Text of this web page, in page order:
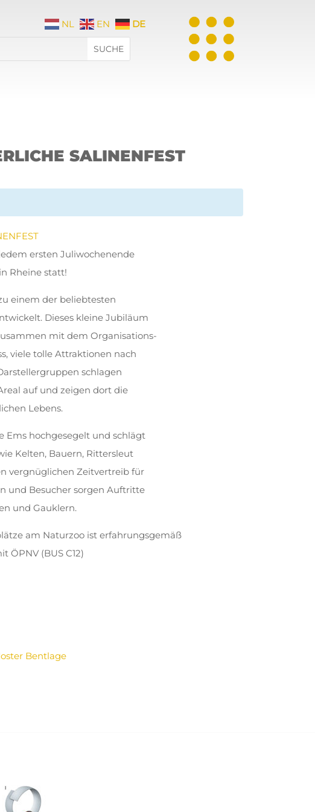
NL EN DE
SALINENFEST
ersten Juliwochenende
Rheine statt!
einem der beliebtesten
Dieses kleine Jubiläum
mit dem Organisations-
viele tolle Attraktionen nach
schlagen
auf und zeigen dort die
Lebens.
Ems hochgesegelt und schlägt
Kelten, Bauern, Rittersleut
vergnüglichen Zeitvertreib für
und Besucher sorgen Auftritte
und Gauklern.
am Naturzoo ist erfahrungsgemäß
ÖPNV (BUS C12)
Bentlage